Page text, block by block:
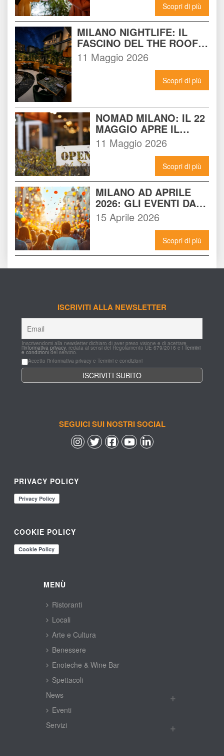
Scopri di più
MILANO NIGHTLIFE: IL
FASCINO DEL THE ROOF
14 INCONTRA L'ENERGIA
DEL NOMAD
11 Maggio 2026
Scopri di più
NOMAD MILANO: IL 22
MAGGIO APRE IL
LOCALE CHE
CAMBIERÀ I VENERDÌ
SERA A MILANO
11 Maggio 2026
Scopri di più
MILANO AD APRILE
2026: GLI EVENTI DA
NON PERDERE E
COME VIVERLI AL
15 Aprile 2026
Scopri di più
ISCRIVITI ALLA NEWSLETTER
Inscrivendomi alla newsletter dichiaro di aver preso visione e di acettare
l'informativa privacy, redata ai sensi del Regolamento UE 679/2016 e i Termini
e condizioni del servizio.
Accetto l'informativa privacy e Termini e condizioni
SEGUICI SUI NOSTRI SOCIAL
PRIVACY POLICY
COOKIE POLICY
MENÙ
Ristoranti
Locali
Arte e Cultura
Benessere
Enoteche & Wine Bar
Spettacoli
New
Eventi
Servizi